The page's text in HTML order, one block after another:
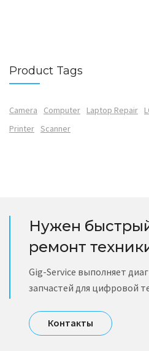
Product Tags
Camera Computer Laptop Repair
Printer Scanner
Нужен
ремонт
Gig-Service выполняет
запчастей для цифровой
Контакты